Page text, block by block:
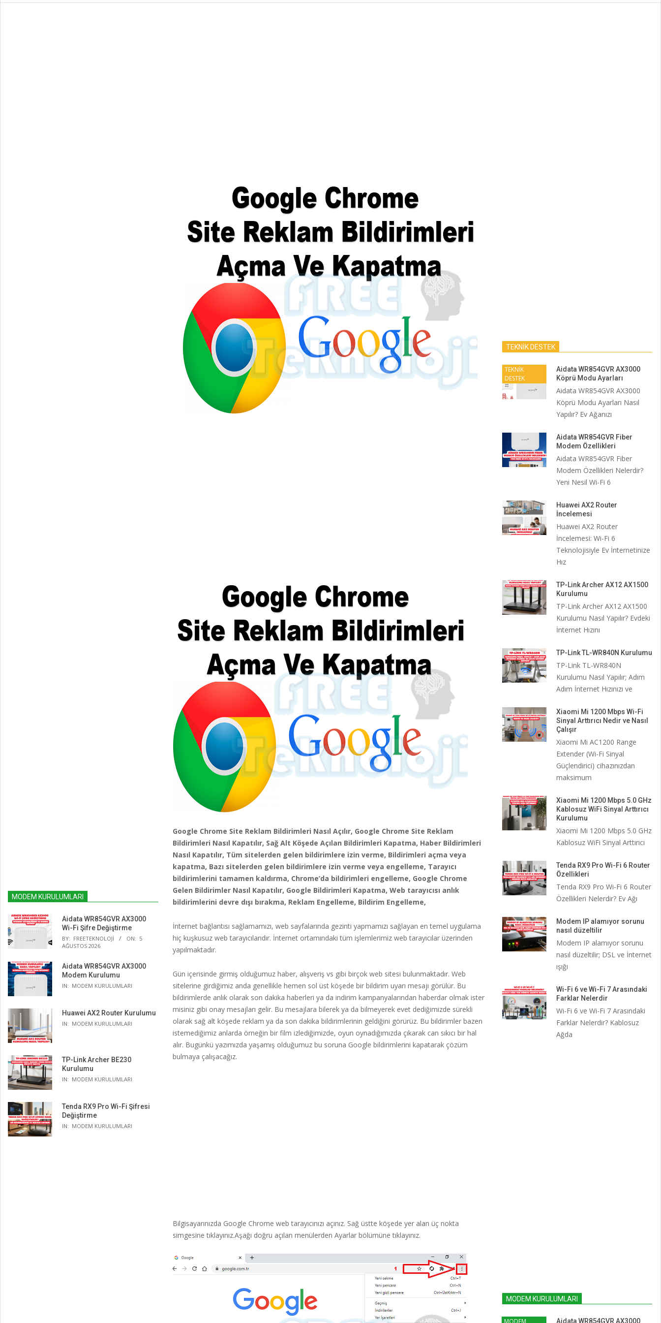
Google Chrome Site Reklam Bildirimleri Nasıl Açılır, Google Chrome Site Reklam
Bildirimleri Nasıl Kapatılır, Sağ Alt Köşede Açılan Bildirimleri Kapatma, Haber Bildirimleri
Nasıl Kapatılır, Tüm sitelerden gelen bildirimlere izin verme, Bildirimleri açma veya
kapatma, Bazı sitelerden gelen bildirimlere izin verme veya engelleme, Tarayıcı
bildirimlerini tamamen kaldırma, Chrome’da bildirimleri engelleme, Google Chrome
Gelen Bildirimler Nasıl Kapatılır, Google Bildirimleri Kapatma, Web tarayıcısı anlık
bildirimlerini devre dışı bırakma, Reklam Engelleme, Bildirim Engelleme,
İnternet bağlantısı sağlamamızı, web sayfalarında gezinti yapmamızı sağlayan en temel uygulama
hiç kuşkusuz web tarayıcılarıdır. İnternet ortamındaki tüm işlemlerimiz web tarayıcılar üzerinden
yapılmaktadır.
Gün içerisinde girmiş olduğumuz haber, alışveriş vs gibi birçok web sitesi bulunmaktadır. Web
sitelerine girdiğimiz anda genellikle hemen sol üst köşede bir bildirim uyarı mesajı görülür. Bu
bildirimlerde anlık olarak son dakika haberleri ya da indirim kampanyalarından haberdar olmak ister
misiniz gibi onay mesajları gelir. Bu mesajlara bilerek ya da bilmeyerek evet dediğimizde sürekli
olarak sağ alt köşede reklam ya da son dakika bildirimlerinin geldiğini görürüz. Bu bildirimler bazen
istemediğimiz anlarda örneğin bir film izlediğimizde, oyun oynadığımızda çıkarak can sıkıcı bir hal
alır. Bugünkü yazımızda yaşamış olduğumuz bu soruna Google bildirimlerini kapatarak çözüm
bulmaya çalışacağız.
Bilgisayarınızda Google Chrome web tarayıcınızı açınız. Sağ üstte köşede yer alan üç nokta
simgesine tıklayınız.Aşağı doğru açılan menülerden Ayarlar bölümüne tıklayınız.
MODEM KURULUMLARI
Aidata WR854GVR AX3000
Wi-Fi Şifre Değiştirme
BY: FREETEKNOLOJI ON: 5
AĞUSTOS 2026
Aidata WR854GVR AX3000
Modem Kurulumu
IN: MODEM KURULUMLARI
Huawei AX2 Router Kurulumu
IN: MODEM KURULUMLARI
TP-Link Archer BE230
Kurulumu
IN: MODEM KURULUMLARI
Tenda RX9 Pro Wi-Fi Şifresi
Değiştirme
IN: MODEM KURULUMLARI
TEKNİK DESTEK
TEKNİK
DESTEK
Aidata WR854GVR AX3000
Köprü Modu Ayarları
Aidata WR854GVR AX3000
Köprü Modu Ayarları Nasıl
Yapılır? Ev Ağanızı
Aidata WR854GVR Fiber
Modem Özellikleri
Aidata WR854GVR Fiber
Modem Özellikleri Nelerdir?
Yeni Nesil Wi-Fi 6
Huawei AX2 Router
İncelemesi
Huawei AX2 Router
İncelemesi: Wi-Fi 6
Teknolojisiyle Ev İnternetinize
Hız
TP-Link Archer AX12 AX1500
Kurulumu
TP-Link Archer AX12 AX1500
Kurulumu Nasıl Yapılır? Evdeki
İnternet Hızını
TP-Link TL-WR840N Kurulumu
TP-Link TL-WR840N
Kurulumu Nasıl Yapılır; Adım
Adım İnternet Hızınızı ve
Xiaomi Mi 1200 Mbps Wi-Fi
Sinyal Arttırıcı Nedir ve Nasıl
Çalışır
Xiaomi Mi AC1200 Range
Extender (Wi-Fi Sinyal
Güçlendirici) cihazınızdan
maksimum
Xiaomi Mi 1200 Mbps 5.0 GHz
Kablosuz WiFi Sinyal Arttırıcı
Kurulumu
Xiaomi Mi 1200 Mbps 5.0 GHz
Kablosuz WiFi Sinyal Arttırıcı
Tenda RX9 Pro Wi-Fi 6 Router
Özellikleri
Tenda RX9 Pro Wi-Fi 6 Router
Özellikleri Nelerdir? Ev Ağı
Modem IP alamıyor sorunu
nasıl düzeltilir
Modem IP alamıyor sorunu
nasıl düzeltilir; DSL ve İnternet
ışığı
Wi-Fi 6 ve Wi-Fi 7 Arasındaki
Farklar Nelerdir
Wi-Fi 6 ve Wi-Fi 7 Arasındaki
Farklar Nelerdir? Kablosuz
Ağda
MODEM KURULUMLARI
MODEM Aidata WR854GVR AX3000